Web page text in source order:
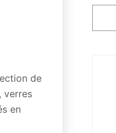
de
verres
en